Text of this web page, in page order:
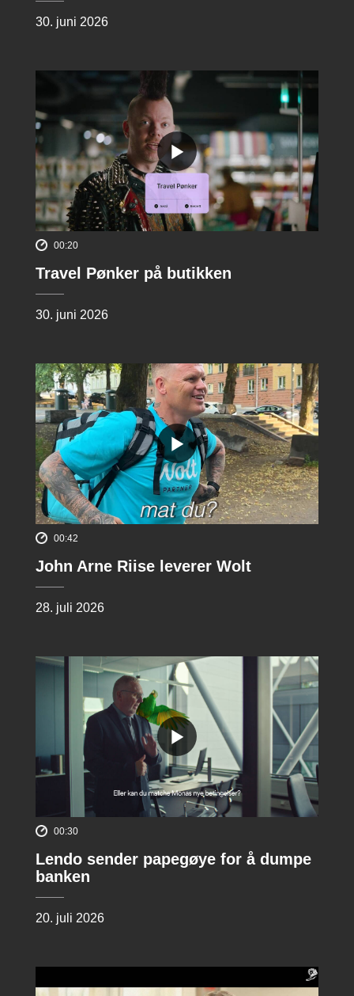
30. juni 2026
00:20
Travel Pønker på butikken
30. juni 2026
00:42
John Arne Riise leverer Wolt
28. juli 2026
00:30
Lendo sender papegøye for å dumpe
banken
20. juli 2026